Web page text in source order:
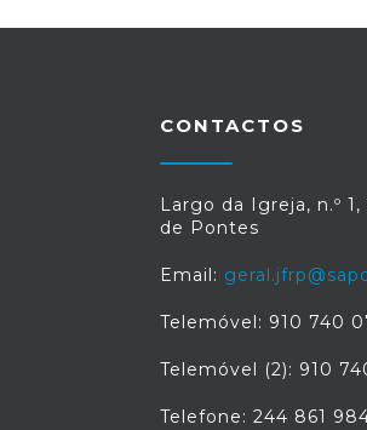
CONTACTOS
Largo da Igreja, n.º
de Pontes
Email:
Telemóvel: 910 740
Telemóvel (2): 910
Telefone: 244 861